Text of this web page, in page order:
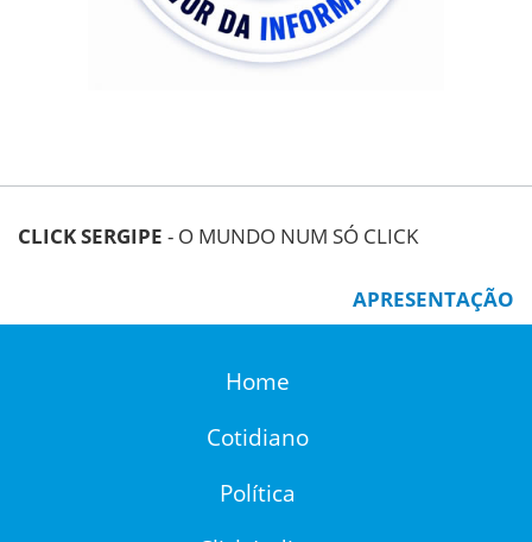
CLICK SERGIPE - O MUNDO NUM SÓ CLICK
APRESENTAÇÃO
Home
Cotidiano
Política